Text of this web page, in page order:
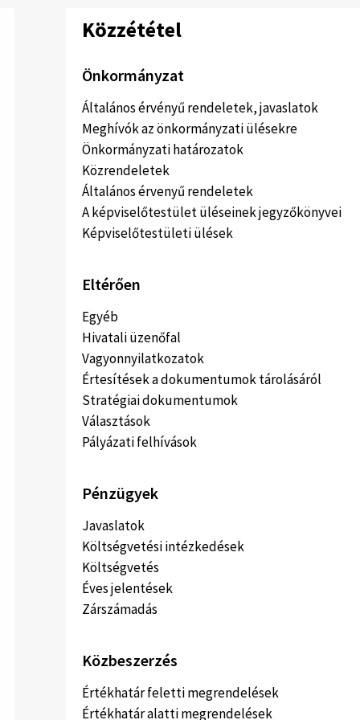
Közzététel
Önkormányzat
Általános érvényű rendeletek, javaslatok
Meghívók az önkormányzati ülésekre
Önkormányzati határozatok
Közrendeletek
Általános érvenyű rendeletek
A képviselőtestület üléseinek jegyzőkönyvei
Képviselőtestületi ülések
Eltérően
Egyéb
Hivatali üzenőfal
Vagyonnyilatkozatok
Értesítések a dokumentumok tárolásáról
Stratégiai dokumentumok
Választások
Pályázati felhívások
Pénzügyek
Javaslatok
Költségvetési intézkedések
Költségvetés
Éves jelentések
Zárszámadás
Közbeszerzés
Értékhatár feletti megrendelések
Értékhatár alatti megrendelések